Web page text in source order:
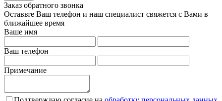
Заказ обратного звонка
Оставьте Ваш телефон и наш специалист свяжется с Вами в
ближайшее время
Ваше имя
Ваш телефон
Примечание